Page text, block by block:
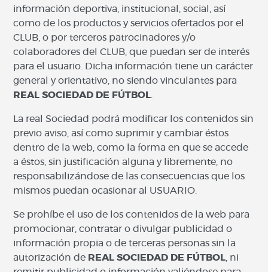
información deportiva, institucional, social, así
como de los productos y servicios ofertados por el
CLUB, o por terceros patrocinadores y/o
colaboradores del CLUB, que puedan ser de interés
para el usuario. Dicha información tiene un carácter
general y orientativo, no siendo vinculantes para
REAL SOCIEDAD DE FÚTBOL
La real Sociedad podrá modificar los contenidos sin
previo aviso, así como suprimir y cambiar éstos
dentro de la web, como la forma en que se accede
a éstos, sin justificación alguna y libremente, no
responsabilizándose de las consecuencias que los
mismos puedan ocasionar al USUARIO.
Se prohíbe el uso de los contenidos de la web para
promocionar, contratar o divulgar publicidad o
información propia o de terceras personas sin la
autorización de REAL SOCIEDAD DE FÚTBOL , ni